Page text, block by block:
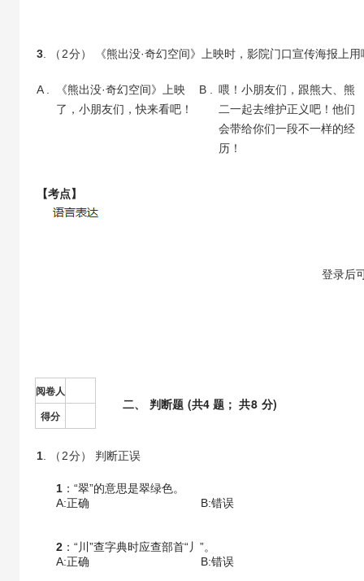
3 . （ 2分） 《熊出没·奇幻空间》上映时，影院门口宣传海报上
A .
《熊出没·奇幻空间》上映
了，小朋友们，快来看吧！
B .
喂！小朋友们，跟熊大、熊
二一起去维护正义吧！他们
会带给你们一段不一样的经
历！
【考点】
登录后
阅卷人
得分
二、 判断题 (共4 题； 共8 分)
1 . （ 2分） 判断正误
1 ：“翠”的意思是翠绿色。
A:正确
B:错误
2 ：“川”查字典时应查部首“丿”。
A:正确
B:错误